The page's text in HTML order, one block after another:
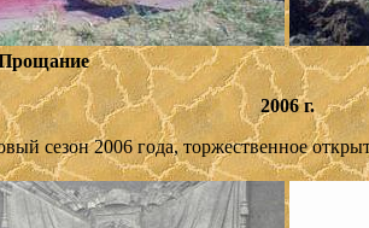
2006 г.
сезон 2006 года, торжественное